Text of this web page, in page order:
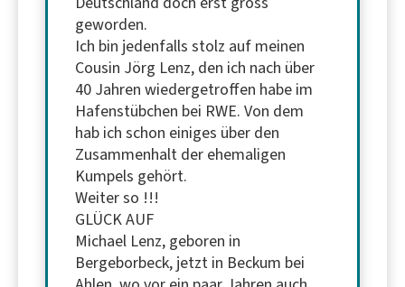
geworden.
Ich bin jedenfalls stolz auf meinen
Cousin Jörg Lenz, den ich nach über
40 Jahren wiedergetroffen habe im
Hafenstübchen bei RWE. Von dem
hab ich schon einiges über den
Zusammenhalt der ehemaligen
Kumpels gehört.
Weiter so !!!
GLÜCK AUF
Michael Lenz, geboren in
Bergeborbeck, jetzt in Beckum bei